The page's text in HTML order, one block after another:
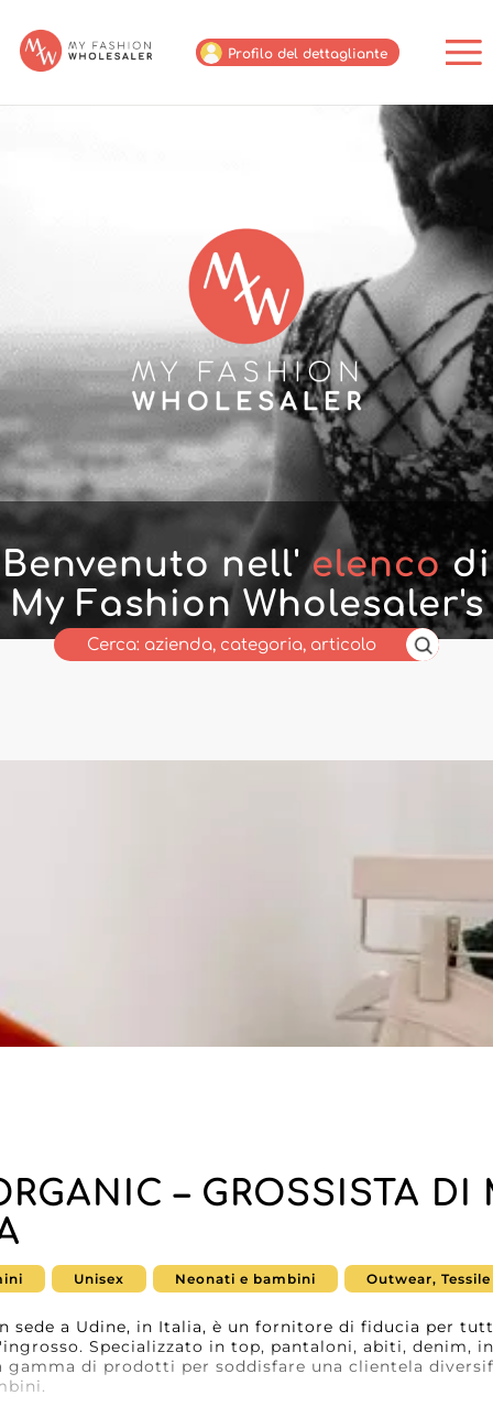
Profilo del dettagliante
Benvenuto nell'elencodi
My Fashion Wholesaler's
– GROSSISTA
Unisex Neonati e bambini Outwear,
sede a Udine, in Italia, è un fornitore di fiducia per
Specializzato in top, pantaloni, abiti, denim,
gamma di prodotti per soddisfare una clientela